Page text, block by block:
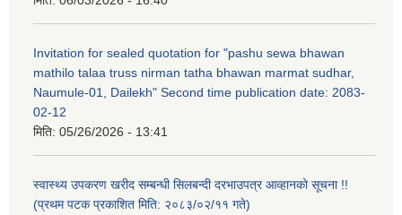
Invitation for sealed quotation for "pashu sewa bhawan
mathilo talaa truss nirman tatha bhawan marmat sudhar,
Naumule-01, Dailekh" Second time publication date: 2083-
02-12
मिति: 05/26/2026 - 13:41
स्वास्थ्य उपकरण खरीद सम्बन्धी सिलबन्दी दरभाउपत्र आव्हानको सूचना !!
(प्रथम पटक प्रकाशित मिति: २०८३/०२/११ गते)